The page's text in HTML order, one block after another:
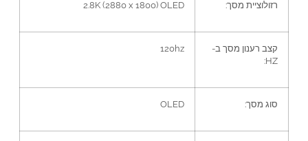
רזולוציית מסך:
2.8K (2880 x 1800) OLED
קצב רענון מסך ב-
HZ:
120hz
סוג מסך:
OLED